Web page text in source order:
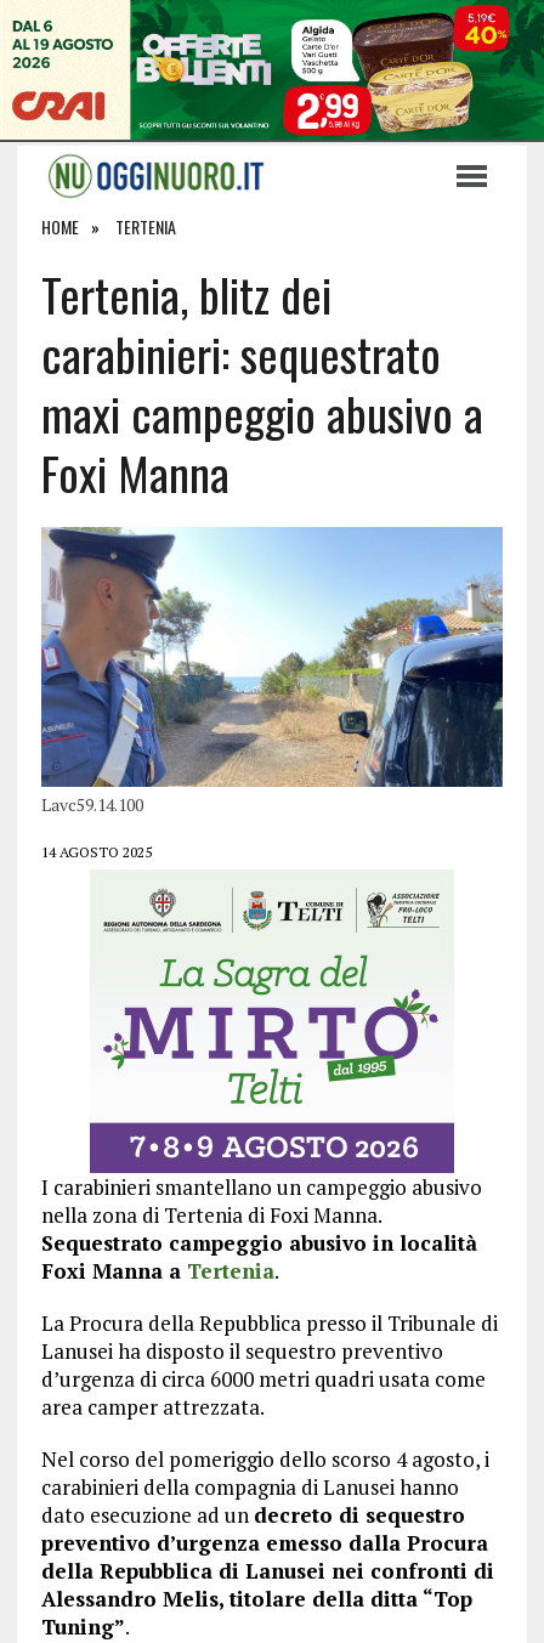
HOME TERTENIA
Tertenia, blitz dei
carabinieri: sequestrato
maxi campeggio abusivo a
Foxi Manna
Lavc59.14.100
14 AGOSTO 2025
I carabinieri smantellano un campeggio abusivo
nella zona di Tertenia di Foxi Manna.
Sequestrato campeggio abusivo in località
Foxi Manna a Tertenia.
La Procura della Repubblica presso il Tribunale di
Lanusei ha disposto il sequestro preventivo
d’urgenza di circa 6000 metri quadri usata come
area camper attrezzata.
Nel corso del pomeriggio dello scorso 4 agosto, i
carabinieri della compagnia di Lanusei hanno
dato esecuzione ad un decreto di sequestro
preventivo d’urgenza emesso dalla Procura
della Repubblica di Lanusei nei confronti di
Alessandro Melis, titolare della ditta “Top
Tuning”.